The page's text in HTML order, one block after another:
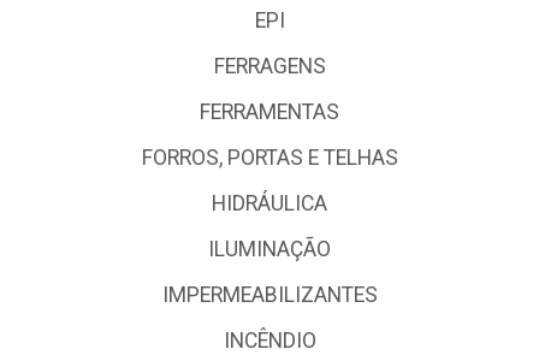
EPI
FERRAGENS
FERRAMENTAS
FORROS, PORTAS E TELHAS
HIDRÁULICA
ILUMINAÇÃO
IMPERMEABILIZANTES
INCÊNDIO